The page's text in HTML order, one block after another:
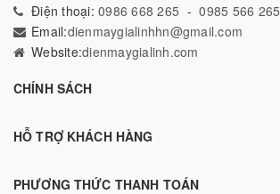
Điện thoại: 0986 668 265 -0985 566 265
Email:dienmaygialinhhn@gmail.com
Website:dienmaygialinh.com
CHÍNH SÁCH
HỖ TRỢ KHÁCH HÀNG
PHƯƠNG THỨC THANH TOÁN